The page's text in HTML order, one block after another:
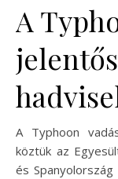
A
A Typhoon
köztük az
és